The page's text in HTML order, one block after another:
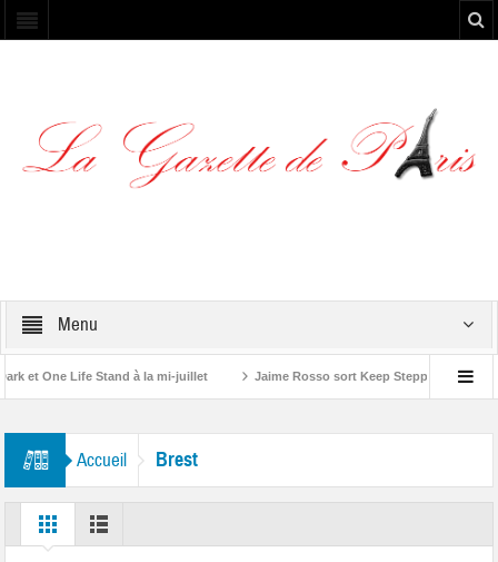
Menu
et One Life Stand à la mi-juillet Jaime Rosso sort Keep Stepping, son
Accueil Brest